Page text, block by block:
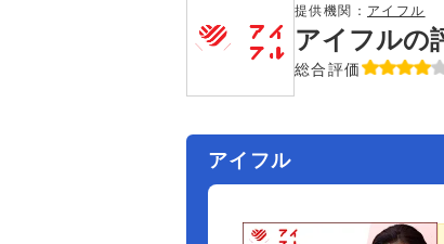
提供機関： アイフル
アイフルの
総合評価
アイフル